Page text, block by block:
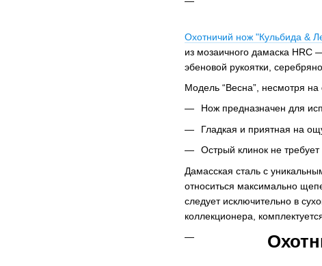
Охотничий нож "Кульбида &
из мозаичного дамаска HRC
эбеновой рукоятки,
Модель “Весна”, несмотря
Нож предназначен для
Гладкая и приятная на
Острый клинок не требует
Дамасская сталь с
относиться максимально
следует исключительно в
коллекционера,